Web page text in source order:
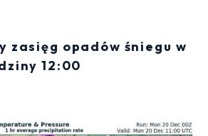
zasięg opadów śniegu w
12:00